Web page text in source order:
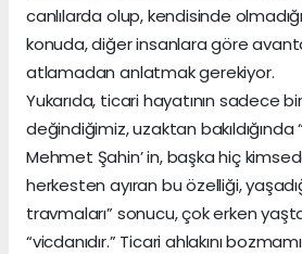
canlılarda olup, kendisinde
konuda, diğer insanlara göre
atlamadan anlatmak gerekiyor.
Yukarıda, ticari hayatının sadece bir
değindiğimiz, uzaktan bakıldığında
Mehmet Şahin’ in, başka hiç
herkesten ayıran bu özelliği,
travmaları” sonucu, çok erken
“vicdanıdır.” Ticari ahlakını